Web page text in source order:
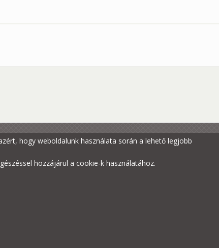
hogy weboldalunk használata során a lehető legjobb
hozzájárul a cookie-k használatához.